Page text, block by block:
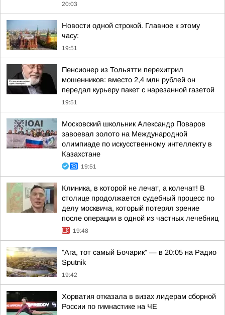
20:03
Новости одной строкой. Главное к этому
часу:
19:51
Пенсионер из Тольятти перехитрил
мошенников: вместо 2,4 млн рублей он
передал курьеру пакет с нарезанной газетой
19:51
Московский школьник Александр Поваров
завоевал золото на Международной
олимпиаде по искусственному интеллекту в
Казахстане
19:51
Клиника, в которой не лечат, а колечат! В
столице продолжается судебный процесс по
делу москвича, который потерял зрение
после операции в одной из частных лечебниц
19:48
"Ага, тот самый Бочарик" — в 20:05 на Радио
Sputnik
19:42
Хорватия отказала в визах лидерам сборной
России по гимнастике на ЧЕ